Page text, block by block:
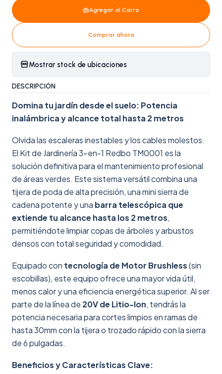
Agregar al Carro
Comprar ahora
Mostrar stock de ubicaciones
DESCRIPCIÓN
Domina tu jardín desde el suelo: Potencia
inalámbrica y alcance total hasta 2 metros
Olvida las escaleras inestables y los cables molestos.
El Kit de Jardinería 3-en-1 Redbo TM0001 es la
solución definitiva para el mantenimiento profesional
de áreas verdes. Este sistema versátil combina una
tijera de poda de alta precisión, una mini sierra de
cadena potente y una barra telescópica que
extiende tu alcance hasta los 2 metros,
permitiéndote limpiar copas de árboles y arbustos
densos con total seguridad y comodidad.
Equipado con tecnología de Motor Brushless(sin
escobillas), este equipo ofrece una mayor vida útil,
menos calor y una eficiencia energética superior. Al ser
parte de la línea de 20V de Litio-Ion, tendrás la
potencia necesaria para cortes limpios en ramas de
hasta 30mm con la tijera o trozado rápido con la sierra
de 6 pulgadas.
Beneficios y Características Clave: